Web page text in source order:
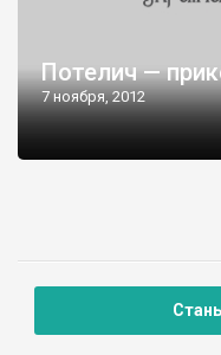
Потелич —
7 ноября, 2012